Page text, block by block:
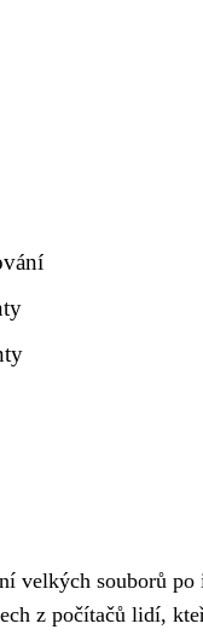
velkých souborů
z počítačů lidí,